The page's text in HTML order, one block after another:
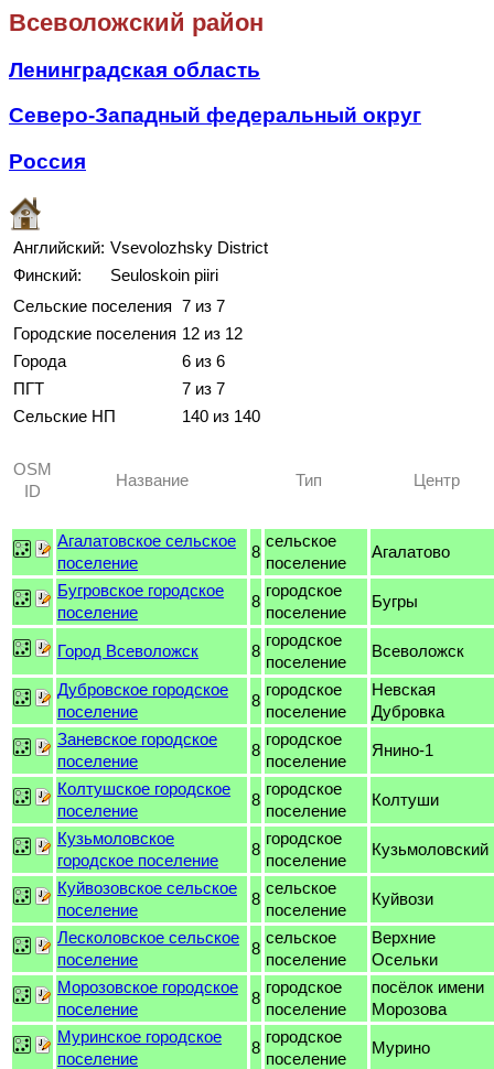
Всеволожский район
Ленинградская область
Северо-Западный федеральный округ
Россия
Английский: Vsevolozhsky District
Финский:
Seuloskoin piiri
Сельские поселения 7 из 7
Городские поселения 12 из 12
Города
6 из 6
ПГТ
7 из 7
Сельские НП
140 из 140
OSM
ID
Название Тип Центр
Агалатовское сельское
поселение
8
сельское
поселение
Агалатово
Бугровское городское
поселение
8
городское
поселение
Бугры
Город Всеволожск 8
городское
поселение
Всеволожск
Дубровское городское
поселение
8
городское
поселение
Невская
Дубровка
Заневское городское
поселение
8
городское
поселение
Янино-1
Колтушское городское
поселение
8
городское
поселение
Колтуши
Кузьмоловское
городское поселение
8
городское
поселение
Кузьмоловский
Куйвозовское сельское
поселение
8
сельское
поселение
Куйвози
Лесколовское сельское
поселение
8
сельское
поселение
Верхние
Осельки
Морозовское городское
поселение
8
городское
поселение
посёлок имени
Морозова
Муринское городское
поселение
8
городское
поселение
Мурино